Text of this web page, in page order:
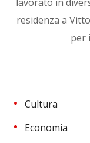
residenza a
per
Cultura
Economia